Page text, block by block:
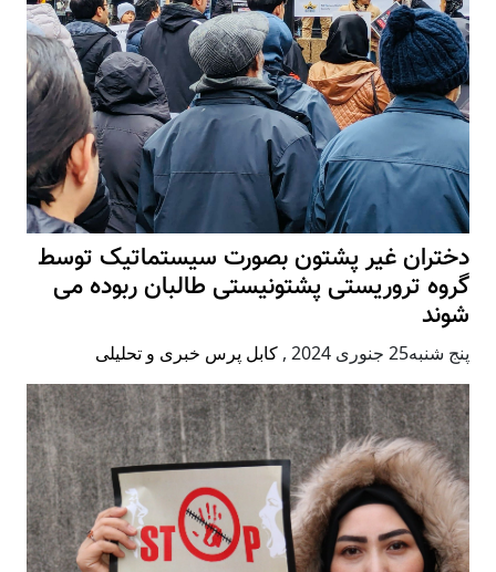
دختران غیر پشتون بصورت سیستماتیک توسط
گروه تروریستی پشتونیستی طالبان ربوده می
شوند
پنج شنبه25 جنوری 2024 , کابل پرس خبری و تحلیلی